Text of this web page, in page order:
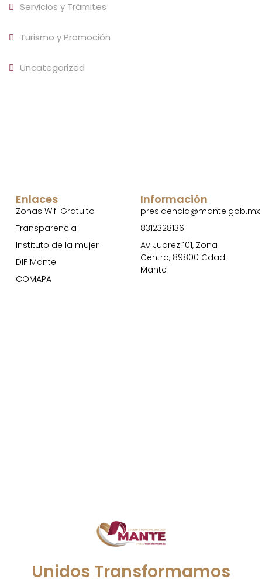
Servicios y Trámites
Turismo y Promoción
Uncategorized
Unidos Transformamos
Enlaces
Zonas Wifi Gratuito
Transparencia
Instituto de la mujer
DIF Mante
COMAPA
Información
presidencia@mante.gob.mx
8312328136
Av Juarez 101, Zona
Centro, 89800 Cdad.
Mante